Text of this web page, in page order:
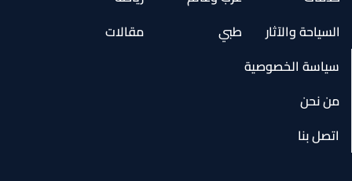
السياحة والآثار
طبي
مقالات
سياسة الخصوصية
من نحن
اتصل بنا